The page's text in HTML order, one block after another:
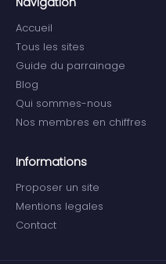
Accueil
Tous les sites
Guide du parrainage
Blog
Qui sommes-nous
Nos membres en chiffres
Informations
Proposer un site
Mentions legales
Contact